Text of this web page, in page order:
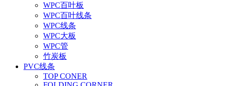
WPC百叶板
WPC百叶线条
WPC线条
WPC大板
WPC管
竹炭板
PVC线条
TOP CONER